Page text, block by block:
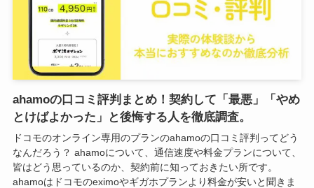
ahamoの口コミ評判まとめ！契約して「最悪」「やめ
とけばよかった」と後悔する人を徹底調査。
ドコモのオンライン専用のプランのahamoの口コミ評判ってどう
なんだろう？ ahamoについて、通信速度や料金プランについて、
皆はどう思っているのか、契約前に知っておきたい所です。
ahamoはドコモのeximoやギガホプランより料金が安いと聞きま